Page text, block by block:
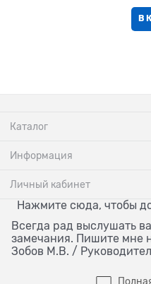
В
Каталог
Информация
Личный кабинет
Нажмите сюда, чтобы
Всегда рад выслушать
замечания. Пишите мне
Зобов М.В. /